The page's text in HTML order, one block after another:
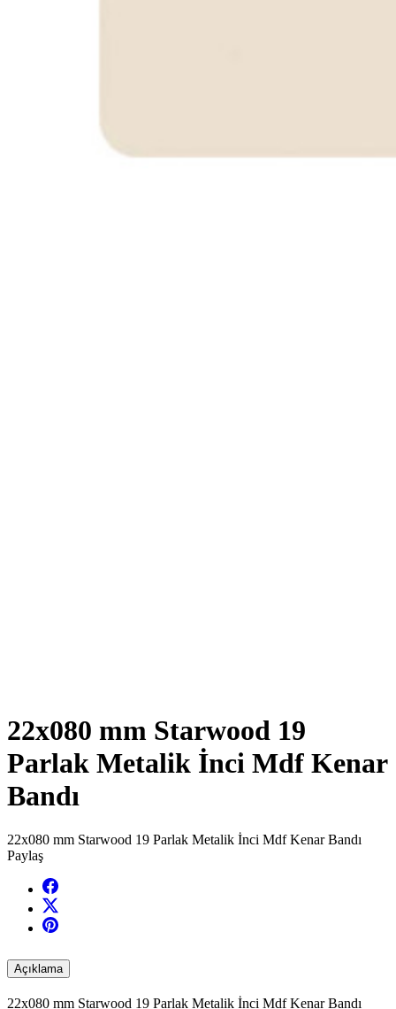
22x080 mm Starwood 19
Parlak Metalik İnci Mdf Kenar
Bandı
22x080 mm Starwood 19 Parlak Metalik İnci Mdf Kenar Bandı
Paylaş
Açıklama
22x080 mm Starwood 19 Parlak Metalik İnci Mdf Kenar Bandı